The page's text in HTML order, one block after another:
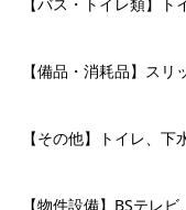
【備品・消耗品】ス
【その他】トイレ、
【物件設備】BSテレ